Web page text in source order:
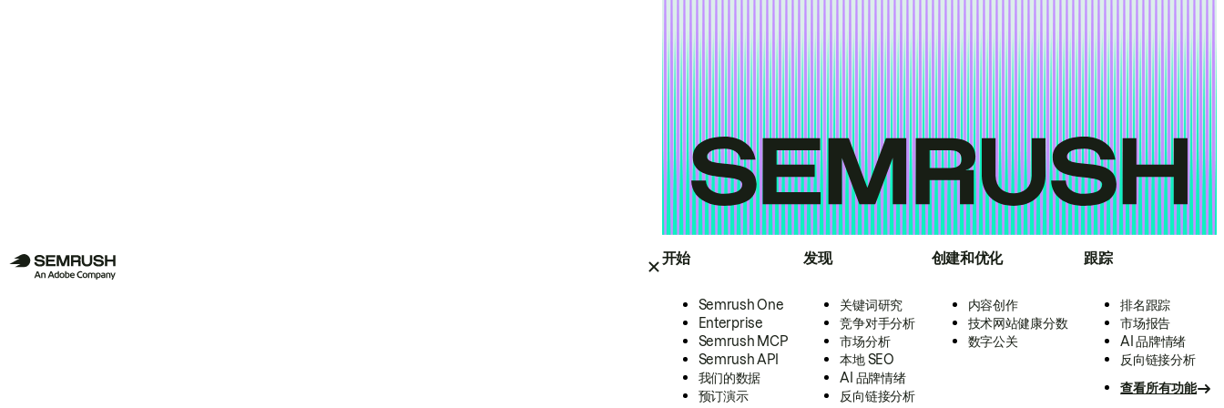
开始
Semrush One
Enterprise
Semrush MCP
Semrush API
我们的数据
预订演示
发现
关键词研究
竞争对手分析
市场分析
本地 SEO
AI 品牌情绪
反向链接分析
创建和优化
内容创作
技术网站健康分数
数字公关
跟踪
排名跟踪
市场报告
AI 品牌情绪
反向链接分析
查看所有功能